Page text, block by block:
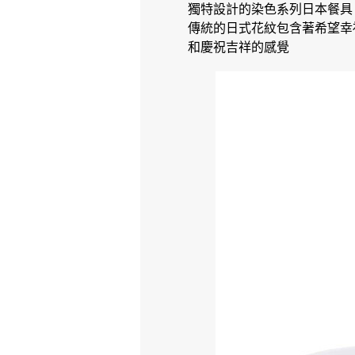
獨特設計的染色系列日本餐具
傳統的日式花紋包含著希望
和慶祝吉祥的感覺